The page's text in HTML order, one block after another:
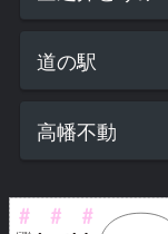
道の駅
高幡不動